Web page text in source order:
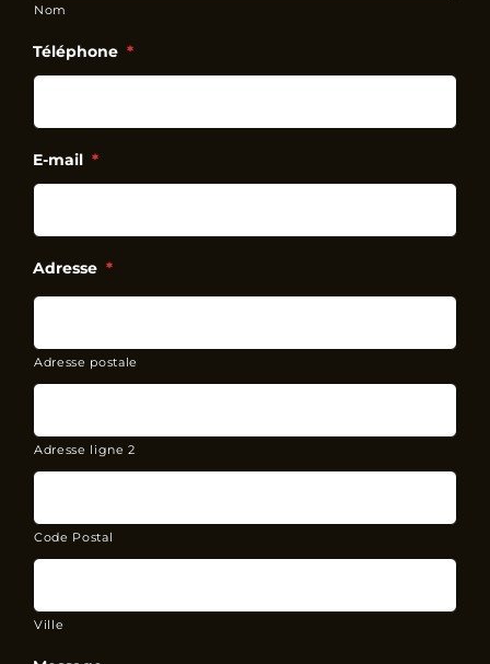
Nom
Téléphone *
E-mail *
Adresse *
Adresse postale
Adresse ligne 2
Code Postal
Ville